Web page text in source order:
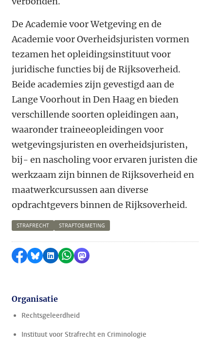
De Academie voor Wetgeving en de
Academie voor Overheidsjuristen vormen
tezamen het opleidingsinstituut voor
juridische functies bij de Rijksoverheid.
Beide academies zijn gevestigd aan de
Lange Voorhout in Den Haag en bieden
verschillende soorten opleidingen aan,
waaronder traineeopleidingen voor
wetgevingsjuristen en overheidsjuristen,
bij- en nascholing voor ervaren juristen die
werkzaam zijn binnen de Rijksoverheid en
maatwerkcursussen aan diverse
opdrachtgevers binnen de Rijksoverheid.
STRAFRECHT STRAFTOEMETING
Delen op Facebook
Delen via Bluesky
Delen op LinkedIn
Delen via WhatsApp
Delen via Mastodon
Organisatie
Rechtsgeleerdheid
Instituut voor Strafrecht en Criminologie